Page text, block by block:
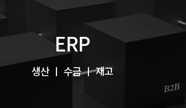
ERP
생산 ㅣ 수금 ㅣ 재고
이상네트웍스는 범용 ERP에서는 구현할
수 없는 철강산업만의 프로세스를 탑재한
프로그램을 제공하고 있습니다.
생산관리, 수금관리, 재고관리 등 다양한
기능들과 함께 쉽고 빠른 원격서비스를